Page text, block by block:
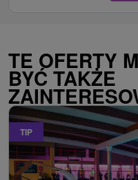
TE OFERTY
BYĆ TAKŻE
TIP